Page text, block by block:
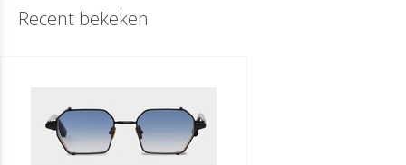
Recent bekeken